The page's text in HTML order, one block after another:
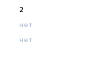
2
нет
нет